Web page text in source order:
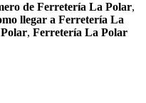
de Ferretería La Polar,
llegar a Ferretería La
, Ferretería La Polar